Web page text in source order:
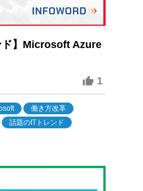
ド】Microsoft Azure
1
働き方改革
話題のITトレンド